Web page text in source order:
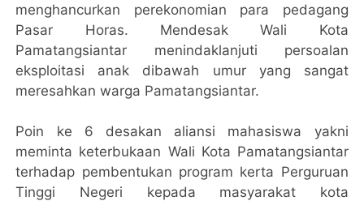
menghancurkan perekonomian para pedagang
Pasar Horas. Mendesak Wali Kota
Pamatangsiantar menindaklanjuti persoalan
eksploitasi anak dibawah umur yang sangat
meresahkan warga Pamatangsiantar.
Poin ke 6 desakan aliansi mahasiswa yakni
meminta keterbukaan Wali Kota Pamatangsiantar
terhadap pembentukan program kerta Perguruan
Tinggi Negeri kepada masyarakat kota